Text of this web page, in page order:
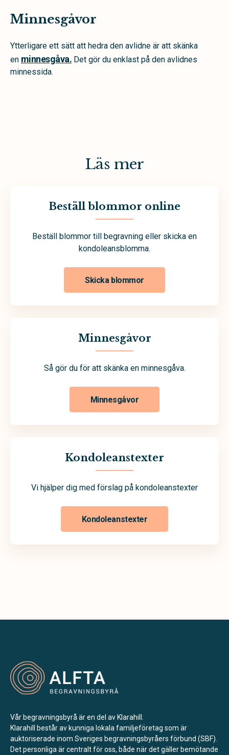
Minnesgåvor
Ytterligare ett sätt att hedra den avlidne är att skänka
en minnesgåva. Det gör du enklast på den avlidnes
minnessida.
Läs mer
Beställ blommor online
Beställ blommor till begravning eller skicka en
kondoleansblomma.
Skicka blommor
Minnesgåvor
Så gör du för att skänka en minnesgåva.
Minnesgåvor
Kondoleanstexter
Vi hjälper dig med förslag på kondoleanstexter
Kondoleanstexter
Vår begravningsbyrå är en del av Klarahill.
Klarahill består av kunniga lokala familjeföretag som är
auktoriserade inom Sveriges begravningsbyråers förbund (SBF).
Det personliga är centralt för oss, både när det gäller bemötande